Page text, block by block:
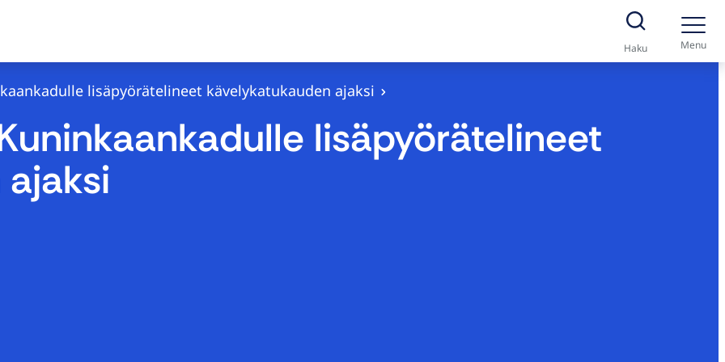
Haku Menu
lisäpyörätelineet kävelykatukauden ajaksi
lisäpyörätelineet